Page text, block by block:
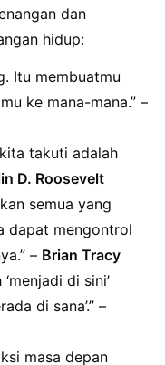
dan
hidup:
Itu membuatmu
ke mana-mana.” –
takuti adalah
D. Roosevelt
semua yang
dapat mengontrol
– Brian Tracy
di sini’
di sana’.” –
masa depan